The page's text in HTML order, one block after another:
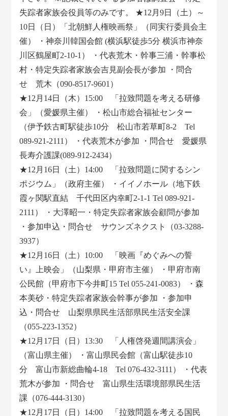
失踪者家族会役員等のみです。 ★12月9日（土）～
10日（日）「北朝鮮人権映画祭」（同実行委員会主
催） ・神奈川韓国会館 (横浜駅徒歩5分 横浜市神奈
川区鶴屋町2-10-1） ・代表荒木・幹事三浦・幹事松
村・特定失踪者家族会吉見副会長が参加 ・問合
せ 荒木（090-8517-9601）
★12月14日（木）15:00 「拉致問題を考える研修
会」（愛媛県主催） ・松山市総合福祉センター
（伊予鉄古町駅徒歩10分 松山市若草町8-2 Tel
089-921-2111） ・代表荒木が参加 ・問合せ 愛媛県
長寿介護課(089-912-2434）
★12月16日（土）14:00 「拉致問題に関するシン
ポジウム」（政府主催） ・イイノホール（地下鉄
霞ヶ関駅直結 千代田区内幸町2-1-1 Tel 089-921-
2111） ・大澤昭一・特定失踪者家族会顧問が参加
・参加申込・問合せ サウンズネクスト（03-3288-
3937）
★12月16日（土）10:00 「映画『めぐみへの誓
い』上映会」（山梨県・甲府市主催） ・甲府市南
公民館（甲府市下今井町15 Tel 055-241-0083） ・森
本美砂・特定失踪者家族会幹事が参加 ・参加申
込・問合せ 山梨県県民生活部県民生活安全課
（055-223-1352）
★12月17日（日）13:30 「人権啓発週間講演会」
（富山県主催） ・富山県民会館（富山駅徒歩10
分 富山市新総曲輪4-18 Tel 076-432-3111） ・代表
荒木が参加 ・問合せ 富山県生活環境部県民生活
課（076-444-3130）
★12月17日（日）14:00 「拉致問題を考える国民